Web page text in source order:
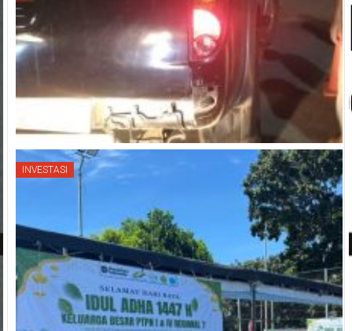
INVESTASI